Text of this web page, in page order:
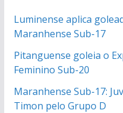
Luminense aplica
Maranhense Sub-17
Pitanguense goleia o
Feminino Sub-20
Maranhense Sub-17:
Timon pelo Grupo D